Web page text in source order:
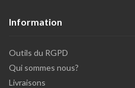
Information
Outils du RGPD
Qui sommes nous?
Livraisons